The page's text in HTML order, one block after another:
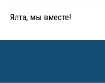
Ялта, мы вместе!